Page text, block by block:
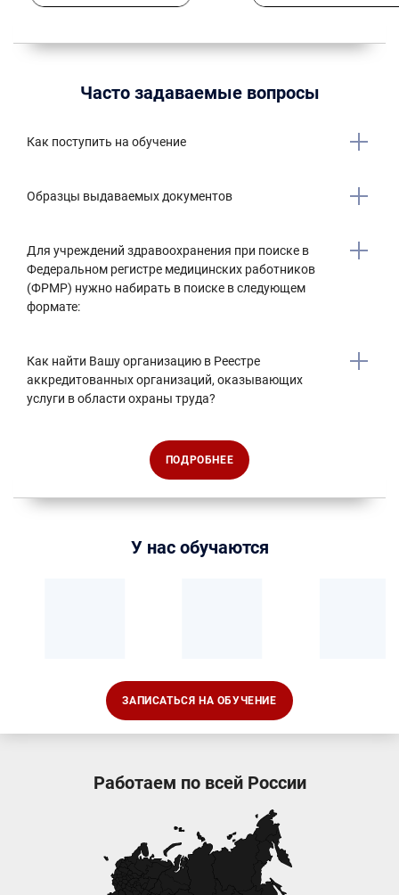
Часто задаваемые вопросы
Как поступить на обучение
Образцы выдаваемых документов
Для учреждений здравоохранения при поиске в
Федеральном регистре медицинских работников
(ФРМР) нужно набирать в поиске в следующем
формате:
Как найти Вашу организацию в Реестре
аккредитованных организаций, оказывающих
услуги в области охраны труда?
ПОДРОБНЕЕ
У нас обучаются
ЗАПИСАТЬСЯ НА ОБУЧЕНИЕ
Работаем по всей России